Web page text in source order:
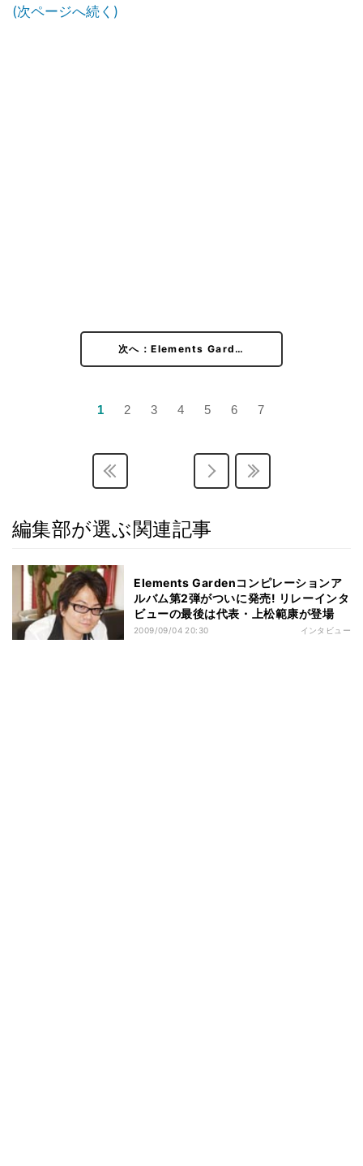
(次ページへ続く)
次へ：Elements Gard…
1 2 3 4 5 6 7
編集部が選ぶ関連記事
Elements Gardenコンピレーションア
ルバム第2弾がついに発売! リレーインタ
ビューの最後は代表・上松範康が登場
2009/09/04 20:30 インタビュー